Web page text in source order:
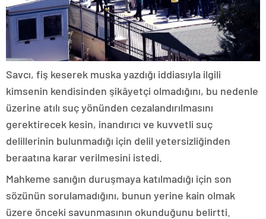
Savcı, fiş keserek muska yazdığı iddiasıyla ilgili
kimsenin kendisinden şikâyetçi olmadığını, bu nedenle
üzerine atılı suç yönünden cezalandırılmasını
gerektirecek kesin, inandırıcı ve kuvvetli suç
delillerinin bulunmadığı için delil yetersizliğinden
beraatına karar verilmesini istedi.
Mahkeme sanığın duruşmaya katılmadığı için son
sözünün sorulamadığını, bunun yerine kain olmak
üzere önceki savunmasının okunduğunu belirtti.